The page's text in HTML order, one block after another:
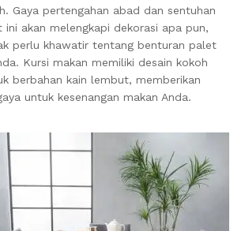
Gaya pertengahan abad dan sentuhan
ini akan melengkapi dekorasi apa pun,
perlu khawatir tentang benturan palet
Kursi makan memiliki desain kokoh
berbahan kain lembut, memberikan
untuk kesenangan makan Anda.